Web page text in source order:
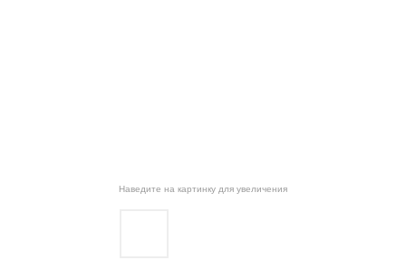
Наведите на картинку для увеличения